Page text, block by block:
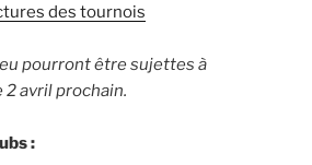
des tournois
pourront être sujettes à
2 avril prochain.
: